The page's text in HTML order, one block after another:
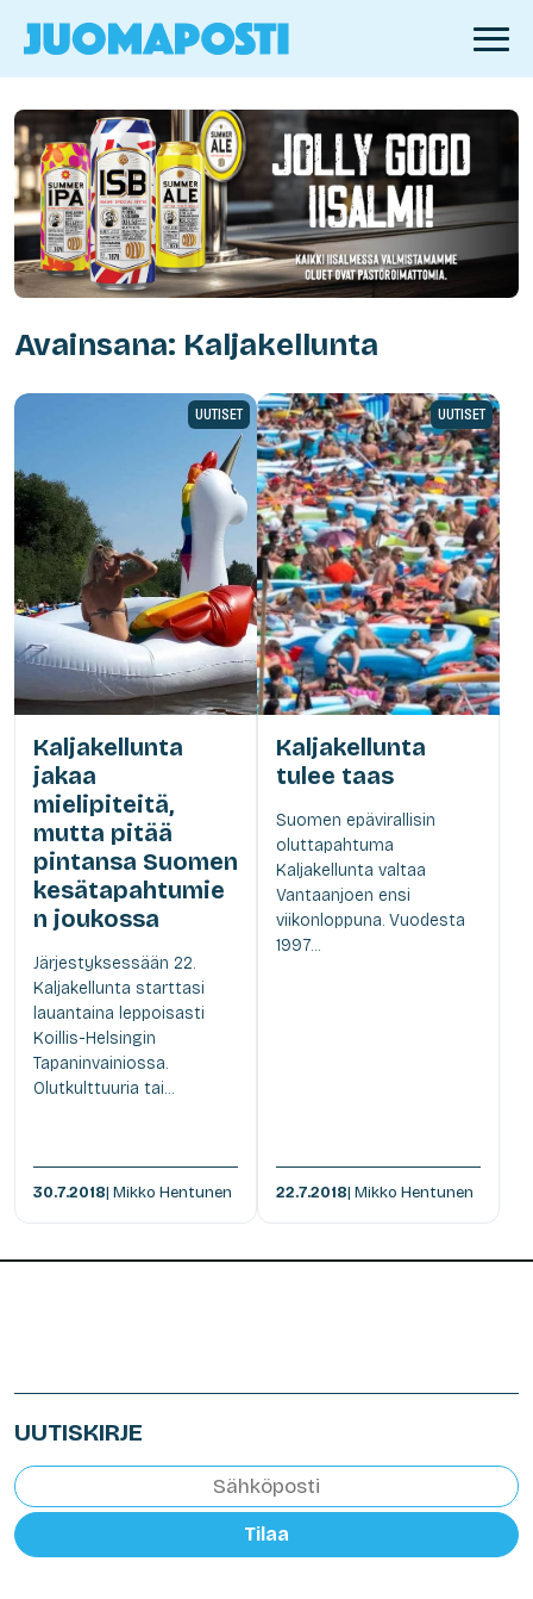
Avainsana: Kaljakellunta
UUTISET
Kaljakellunta
jakaa
mielipiteitä,
mutta pitää
pintansa Suomen
kesätapahtumie
n joukossa
Järjestyksessään 22.
Kaljakellunta starttasi
lauantaina leppoisasti
Koillis-Helsingin
Tapaninvainiossa.
Olutkulttuuria tai...
30.7.2018| Mikko Hentunen
UUTISET
Kaljakellunta
tulee taas
Suomen epävirallisin
oluttapahtuma
Kaljakellunta valtaa
Vantaanjoen ensi
viikonloppuna. Vuodesta
1997...
22.7.2018| Mikko Hentunen
UUTISKIRJE
Tilaa